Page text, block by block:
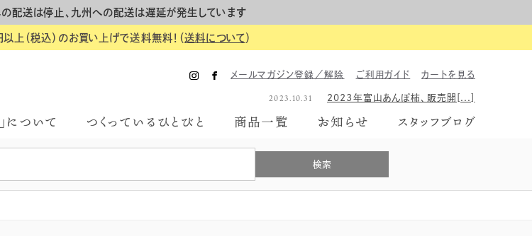
配送は停止、九州への配送は遅延が発生しています
（税込）のお買い上げで送料無料！（送料について）
メールマガジン登録／解除 ご利用ガイド カートを見る
2023.06.26 2023年のギフトボックス、は[...]
2023.10.31 2023年富山あんぽ柿、販売開[...]
2026.06.01 【イベント告知】6月7日にて富[...]
2023.06.26
について つくっているひとびと 商品一覧 お知らせ スタッフブログ